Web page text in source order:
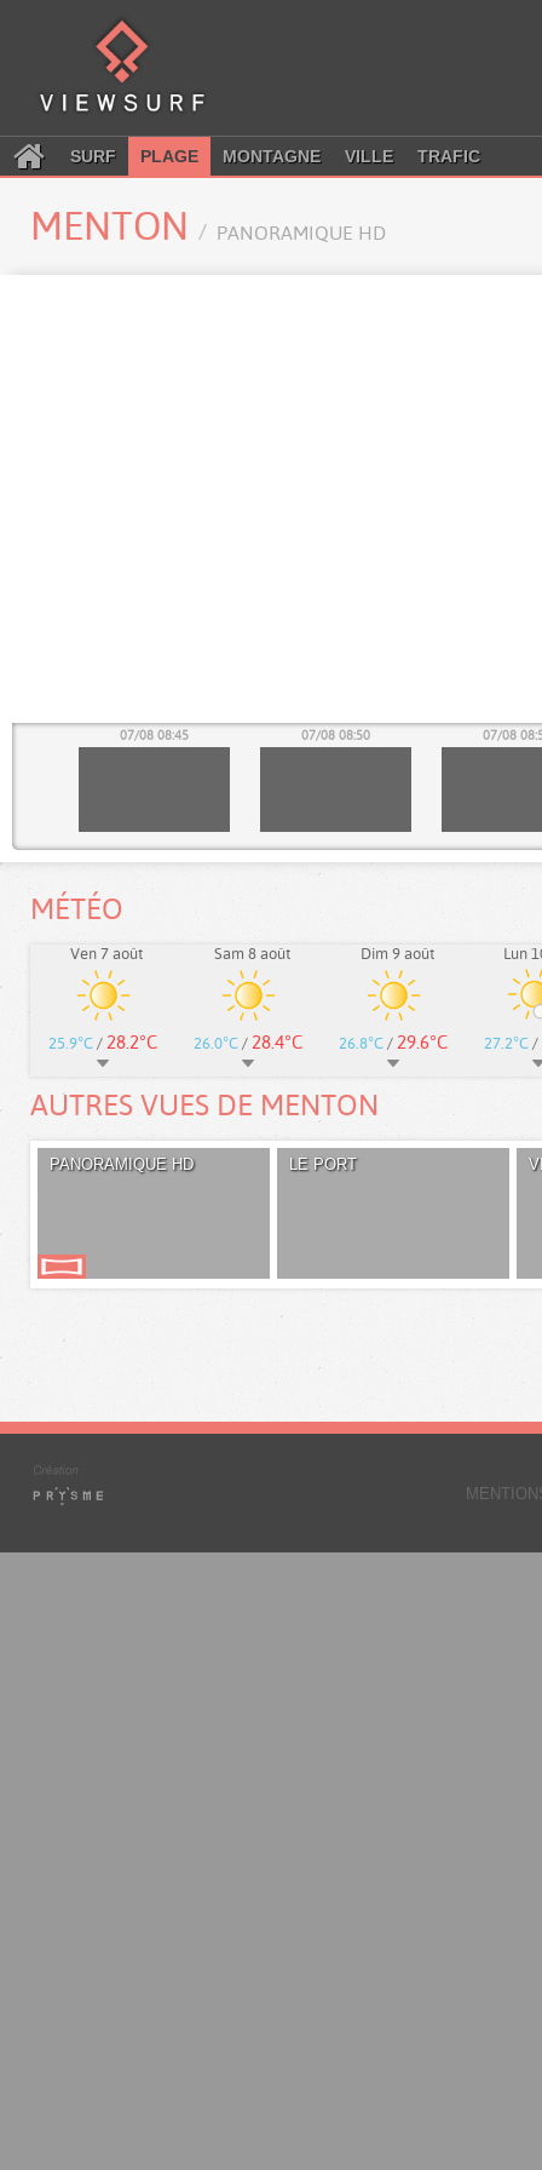
SURF PLAGE MONTAGNE VILLE TRAFIC
MENTON PANORAMIQUE HD
07/08 08:45 07/08 08:50 07/08
MÉTÉO
Ven 7 août
25.9°C / 28.2°C
Sam 8 août
26.0°C / 28.4°C
Dim 9 août
26.8°C / 29.6°C
Lun
27.2°C /
AUTRES VUES DE MENTON
PANORAMIQUE HD LE PORT